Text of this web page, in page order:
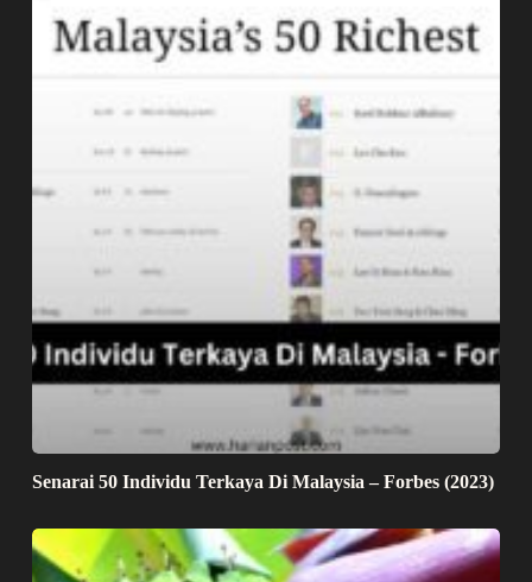
Senarai 50 Individu Terkaya Di Malaysia – Forbes (2023)